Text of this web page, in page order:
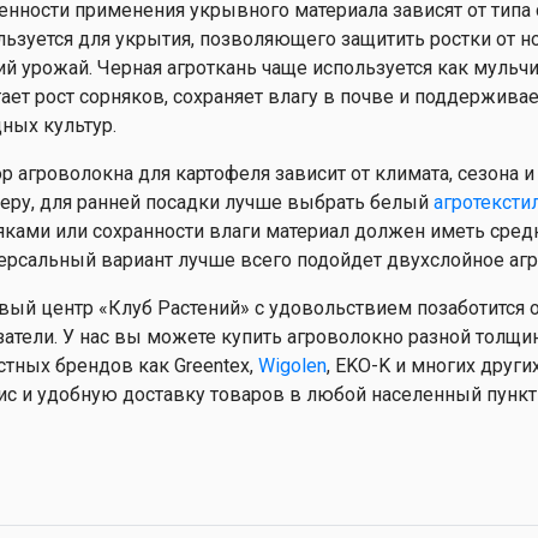
применения укрывного материала зависят от
для укрытия, позволяющего защитить ростки от
урожай. Черная агроткань чаще используется как
рост сорняков, сохраняет влагу в почве и
культур.
агроволокна для картофеля зависит от климата, сезона
для ранней посадки лучше выбрать белый
или сохранности влаги материал должен иметь
вариант лучше всего подойдет двухслойное
центр «Клуб Растений» с удовольствием
У нас вы можете купить агроволокно разной
брендов как Greentex, Wigolen, EKO-K и многих
и удобную доставку товаров в любой населенный